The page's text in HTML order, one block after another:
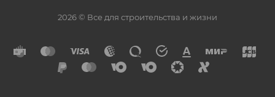
2026 © Все для строительства и жизни